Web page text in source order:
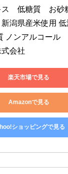
　低糖質　お砂
潟県産米使用 低
ノンアルコール
会社
楽天市場で見る
Amazonで見る
ショッピングで見る